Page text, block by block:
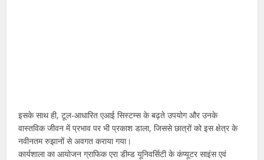
इसके साथ ही, टूल-आधारित एआई सिस्टम्स के बढ़ते उपयोग और उनके
वास्तविक जीवन में प्रभाव पर भी प्रकाश डाला, जिससे छात्रों को इस क्षेत्र के
नवीनतम रुझानों से अवगत कराया गया।
कार्यशाला का आयोजन ग्राफिक एरा डीम्ड यूनिवर्सिटी के कंप्यूटर साइंस एवं